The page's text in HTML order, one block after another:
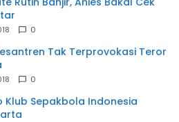
0
Tak Terprovokasi Teror
0
Klub Sepakbola Indonesia